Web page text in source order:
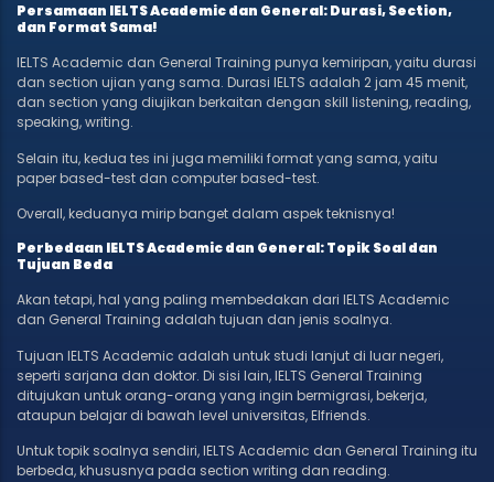
Persamaan IELTS Academic dan General: Durasi, Section,
dan Format Sama!
IELTS Academic dan General Training punya kemiripan, yaitu durasi
dan section ujian yang sama. Durasi IELTS adalah 2 jam 45 menit,
dan section yang diujikan berkaitan dengan skill listening, reading,
speaking, writing.
Selain itu, kedua tes ini juga memiliki format yang sama, yaitu
paper based-test dan computer based-test.
Overall, keduanya mirip banget dalam aspek teknisnya!
Perbedaan IELTS Academic dan General: Topik Soal dan
Tujuan Beda
Akan tetapi, hal yang paling membedakan dari IELTS Academic
dan General Training adalah tujuan dan jenis soalnya.
Tujuan IELTS Academic adalah untuk studi lanjut di luar negeri,
seperti sarjana dan doktor. Di sisi lain, IELTS General Training
ditujukan untuk orang-orang yang ingin bermigrasi, bekerja,
ataupun belajar di bawah level universitas, Elfriends.
Untuk topik soalnya sendiri, IELTS Academic dan General Training itu
berbeda, khususnya pada section writing dan reading.